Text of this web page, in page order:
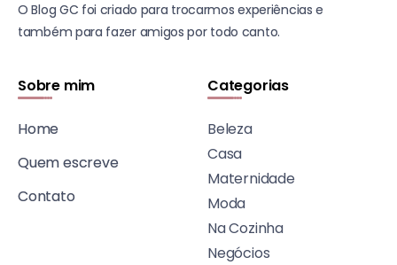
O Blog GC foi criado para trocarmos experiências e
também para fazer amigos por todo canto.
Sobre mim
Home
Quem escreve
Contato
Categorias
Beleza
Casa
Maternidade
Moda
Na Cozinha
Negócios